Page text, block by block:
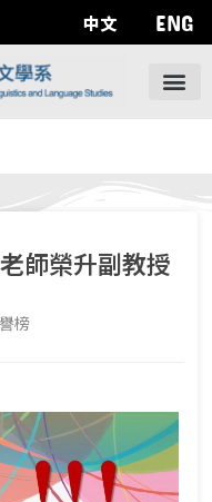
中文 ENG
師榮升副教授
榜